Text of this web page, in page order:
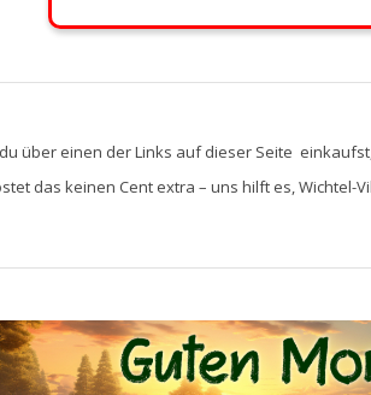
über einen der Links auf dieser Seite
das keinen Cent extra – uns hilft es, Wichtel-